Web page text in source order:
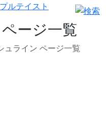
ージ一覧
ュライン ページ一覧